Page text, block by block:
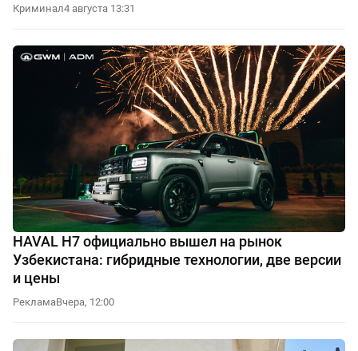
Криминал4 августа 13:31
HAVAL H7 официально вышел на рынок
Узбекистана: гибридные технологии, две версии
и цены
РекламаВчера, 12:00